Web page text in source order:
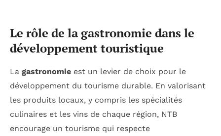
Le rôle de la gastronomie dans le
développement touristique
La gastronomie est un levier de choix pour le
développement du tourisme durable. En valorisant
les produits locaux, y compris les spécialités
culinaires et les vins de chaque région, NTB
encourage un tourisme qui respecte